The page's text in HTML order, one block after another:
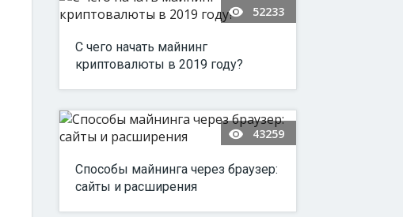
52233
С чего начать майнинг
криптовалюты в 2019 году?
43259
Способы майнинга через браузер:
сайты и расширения